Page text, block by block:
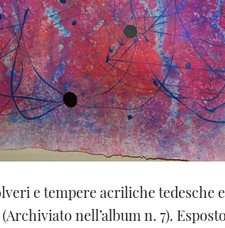
e tempere acriliche tedesche
nell’album n. 7).